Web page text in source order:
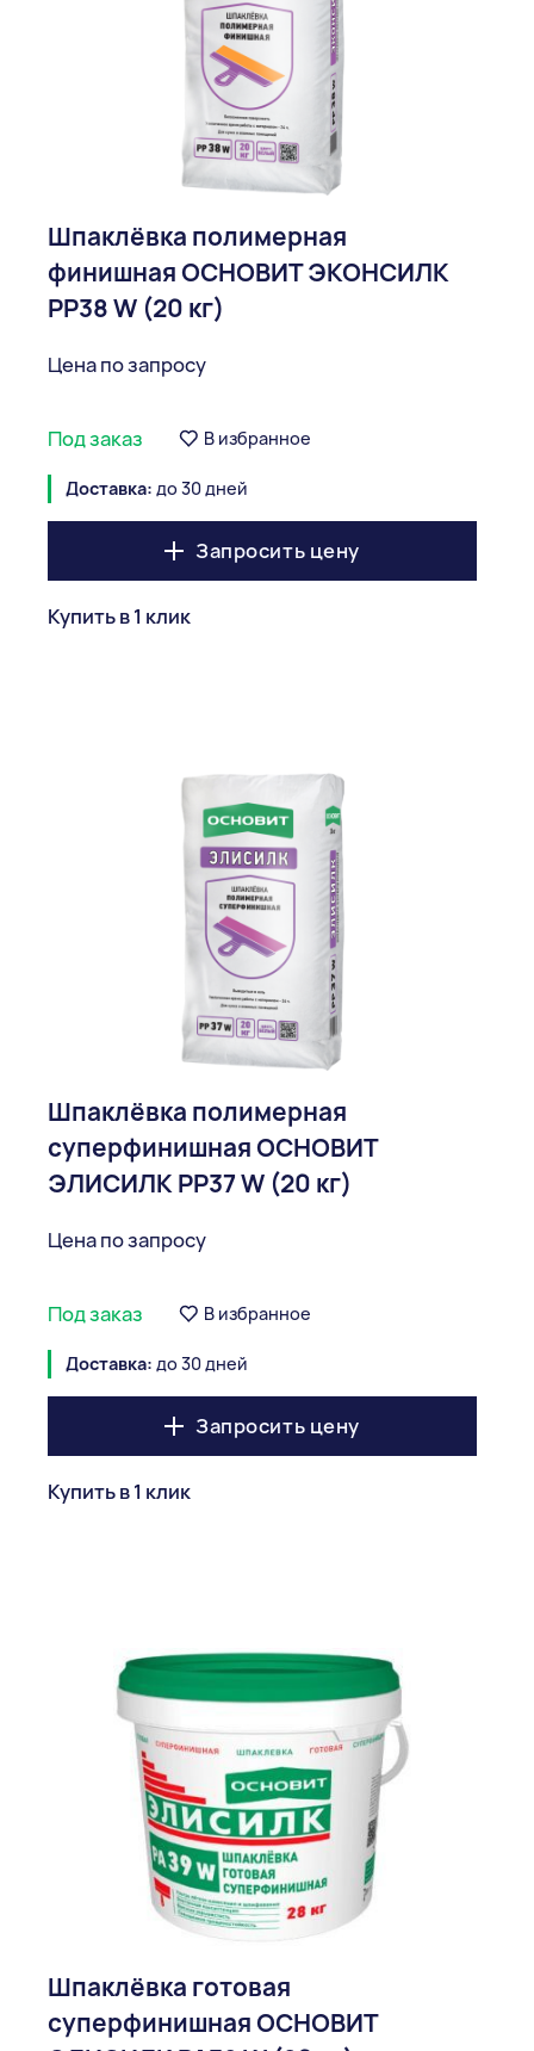
Шпаклёвка полимерная
финишная ОСНОВИТ ЭКОНСИЛК
PP38 W (20 кг)
Цена по запросу
Под заказ В избранное
Доставка: до 30 дней
Запросить цену
Купить в 1 клик
Шпаклёвка полимерная
суперфинишная ОСНОВИТ
ЭЛИСИЛК PP37 W (20 кг)
Цена по запросу
Под заказ В избранное
Доставка: до 30 дней
Запросить цену
Купить в 1 клик
Шпаклёвка готовая
суперфинишная ОСНОВИТ